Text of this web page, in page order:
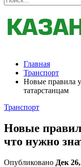
Главная
Транспорт
Новые правила
татарстанцам
Транспорт
Новые
что нужно
Опубликовано Дек